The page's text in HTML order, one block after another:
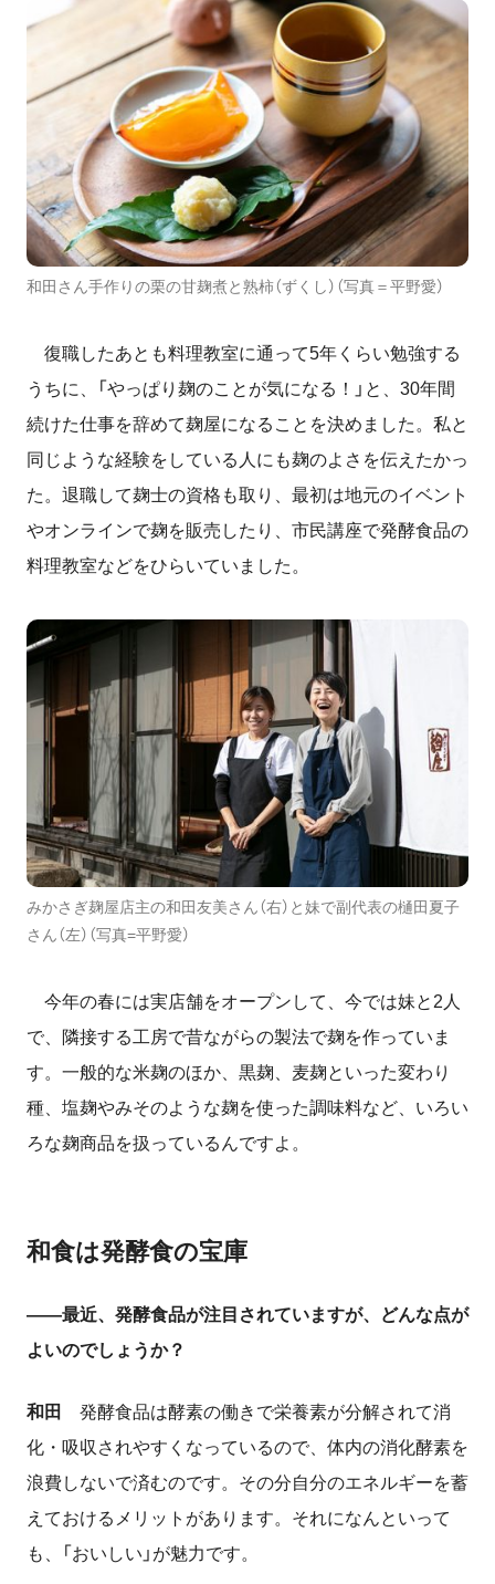
和田さん手作りの栗の甘麹煮と熟柿（ずくし）（写真＝平野愛）
復職したあとも料理教室に通って5年くらい勉強する
うちに、「やっぱり麹のことが気になる！」と、 30年間
続けた仕事を辞めて麹屋になることを決めました。私と
同じような経験をしている人にも麹のよさを伝えたかっ
た。退職して麹士の資格も取り、最初は地元のイベント
やオンラインで麹を販売したり、市民講座で発酵食品の
料理教室などをひらいていました。
みかさぎ麹屋店主の和田友美さん（右）と妹で副代表の樋田夏子
さん（左）（写真=平野愛）
今年の春には実店舗をオープンして、今では妹と2人
で、隣接する工房で昔ながらの製法で麹を作っていま
す。一般的な米麹のほか、黒麹、麦麹といった変わり
種、塩麹やみそのような麹を使った調味料など、いろい
ろな麹商品を扱っているんですよ。
和食は発酵食の宝庫
――最近、発酵食品が注目されていますが、どんな点が
よいのでしょうか？
和田
発酵食品は酵素の働きで栄養素が分解されて消
化・吸収されやすくなっているので、体内の消化酵素を
浪費しないで済むのです。その分自分のエネルギーを蓄
えておけるメリットがあります。それになんといって
も、「おいしい」が魅力です。